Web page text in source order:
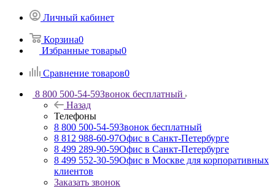
Личный кабинет
Корзина0
Избранные товары0
Сравнение товаров0
8 800 500-54-59Звонок бесплатный
Назад
Телефоны
8 800 500-54-59Звонок бесплатный
8 812 988-60-97Офис в Санкт-Петербурге
8 499 289-90-59Офис в Санкт-Петербурге
8 499 552-30-59Офис в Москве для корпоративных
клиентов
Заказать звонок